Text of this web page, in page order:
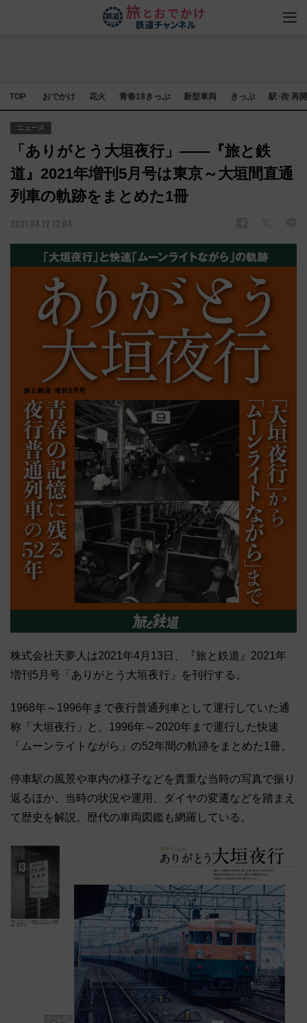
TOP おでかけ 花火 青春18きっぷ 新型車両 きっぷ 駅･街 再
ニュース
「ありがとう大垣夜行」――『旅と鉄
道』2021年増刊5月号は東京～大垣間直通
列車の軌跡をまとめた1冊
2021.04.12 12:04
株式会社天夢人は2021年4月13日、『旅と鉄道』2021年
増刊5月号「ありがとう大垣夜行」を刊行する。
1968年～1996年まで夜行普通列車として運行していた通
称「大垣夜行」と、1996年～2020年まで運行した快速
「ムーンライトながら」の52年間の軌跡をまとめた1冊。
停車駅の風景や車内の様子などを貴重な当時の写真で振り
返るほか、当時の状況や運用、ダイヤの変遷などを踏まえ
て歴史を解説。歴代の車両図鑑も網羅している。